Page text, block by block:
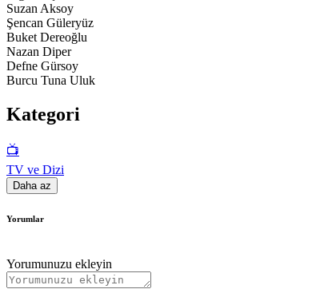
Suzan Aksoy
Şencan Güleryüz
Buket Dereoğlu
Nazan Diper
Defne Gürsoy
Burcu Tuna Uluk
Kategori
📺
TV ve Dizi
Daha az
Yorumlar
Yorumunuzu ekleyin